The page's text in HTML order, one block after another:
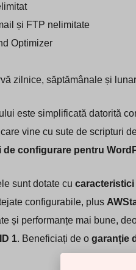
și FTP nelimitate
Optimizer
zilnice, săptămânale și
este simplificată datorită
care vine cu sute de scripturi
de configurare pentru
sunt dotate cu
configurabile, plus
și performanțe mai bune,
1. Beneficiați de o garanție